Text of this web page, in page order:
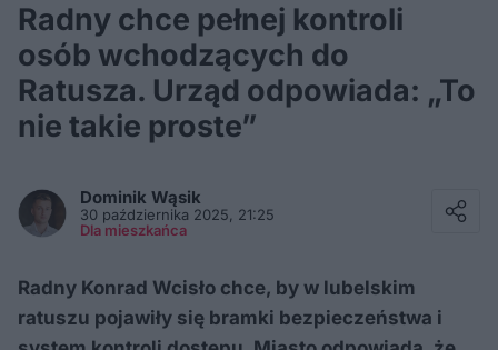
Radny chce pełnej kontroli
osób wchodzących do
Ratusza. Urząd odpowiada: „To
nie takie proste”
Dominik Wąsik
30 października 2025, 21:25
Dla mieszkańca
Radny Konrad Wcisło chce, by w lubelskim
ratuszu pojawiły się bramki bezpieczeństwa i